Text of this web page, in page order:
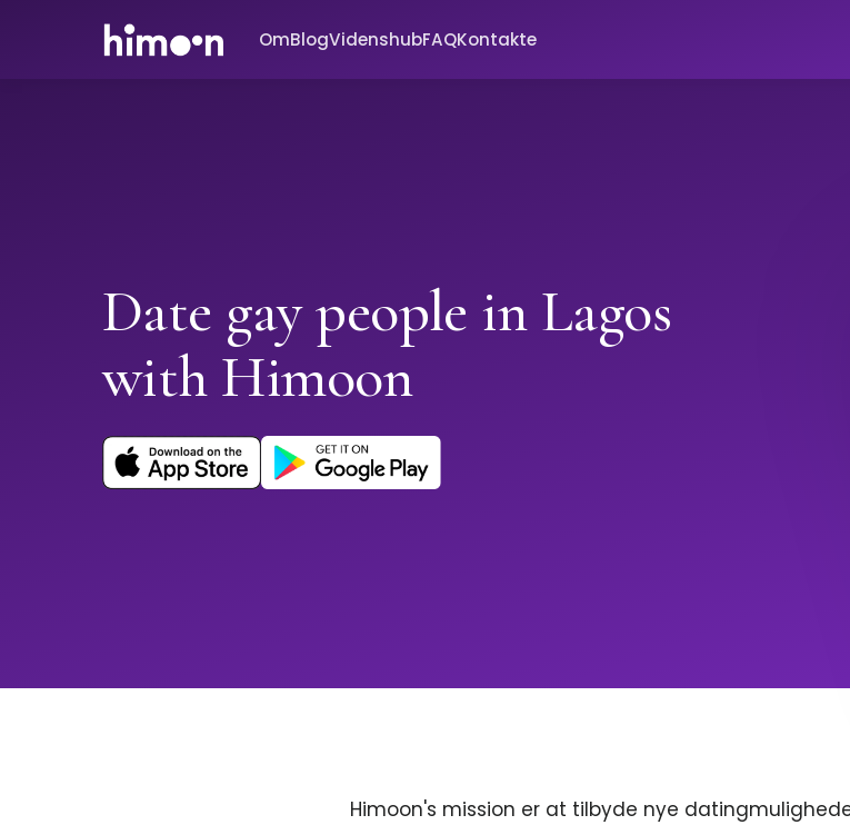
OmBlogVidenshubFAQKontakte
Date gay people in Lagos
with Himoon
Himoon's mission er at tilbyde nye